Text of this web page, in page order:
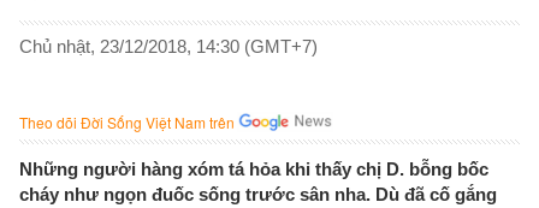
Chủ nhật, 23/12/2018, 14:30 (GMT+7)
Theo dõi Đời Sống Việt Nam trên
Những người hàng xóm tá hỏa khi thấy chị D. bỗng bốc
cháy như ngọn đuốc sống trước sân nha. Dù đã cố gắng